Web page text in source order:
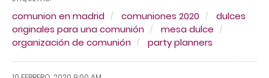
comunion en madrid comuniones 2020
dulces
originales para una comunión
mesa dulce
organización de comunión
party planners